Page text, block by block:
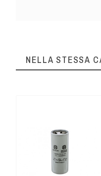
NELLA STESSA